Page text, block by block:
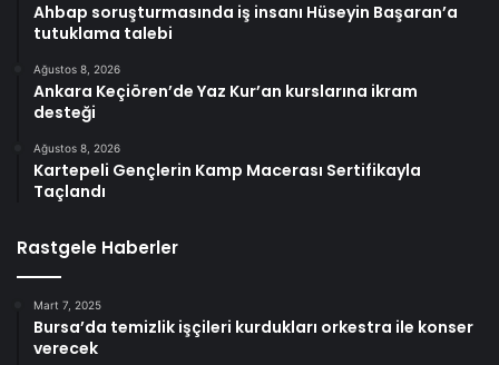
Ahbap soruşturmasında iş insanı Hüseyin Başaran’a
tutuklama talebi
Ağustos 8, 2026
Ankara Keçiören’de Yaz Kur’an kurslarına ikram
desteği
Ağustos 8, 2026
Kartepeli Gençlerin Kamp Macerası Sertifikayla
Taçlandı
Rastgele Haberler
Mart 7, 2025
Bursa’da temizlik işçileri kurdukları orkestra ile konser
verecek